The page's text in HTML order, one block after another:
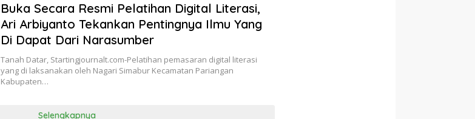
Buka Secara Resmi Pelatihan Digital Literasi,
Ari Arbiyanto Tekankan Pentingnya Ilmu Yang
Di Dapat Dari Narasumber
Tanah Datar, Startingjournalt.com-Pelatihan pemasaran digital literasi
yang di laksanakan oleh Nagari Simabur Kecamatan Pariangan
Kabupaten…
Selengkapnya